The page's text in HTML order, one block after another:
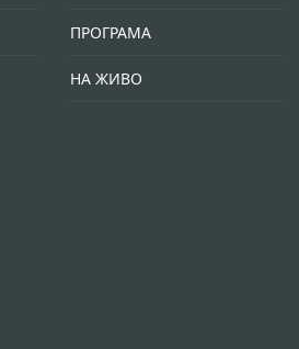
ПРОГРАМА
НА ЖИВО